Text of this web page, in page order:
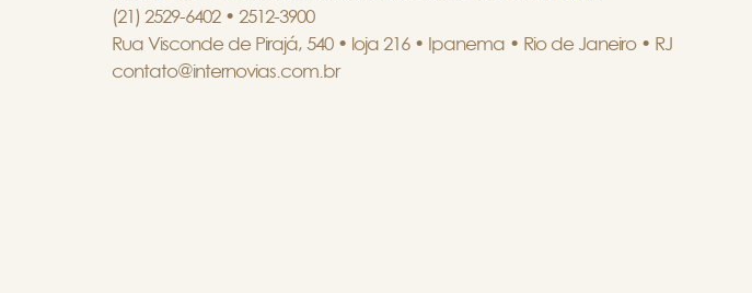
(21) 2529-6402 • 2512-3900
Rua Visconde de Pirajá, 540 • loja 216 • Ipanema • Rio de Janeiro • RJ
contato@internovias.com.br